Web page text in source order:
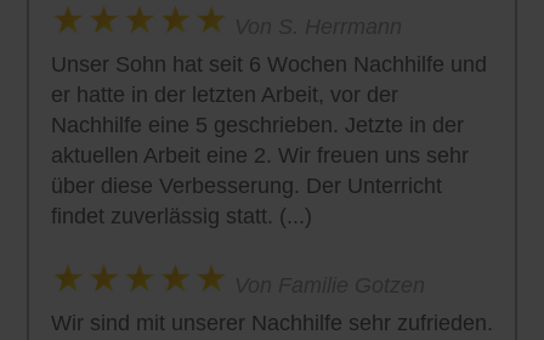
Unser Sohn hat seit 6 Wochen Nachhilfe und
er hatte in der letzten Arbeit, vor der
Nachhilfe eine 5 geschrieben. Jetzte in der
aktuellen Arbeit eine 2. Wir freuen uns sehr
über diese Verbesserung. Der Unterricht
findet zuverlässig statt. (...)
Wir sind mit unserer Nachhilfe sehr zufrieden.